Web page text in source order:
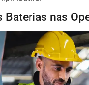
Baterias nas